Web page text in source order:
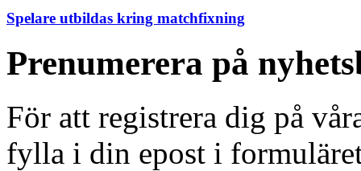
Spelare utbildas kring matchfixning
Prenumerera på
För att registrera dig på
fylla i din epost i